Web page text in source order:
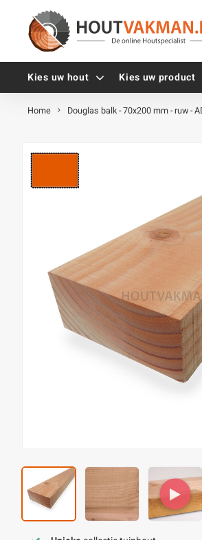
Kies uw hout Kies uw product
Tellerkopschroeven
Gevelschroeven
Zwarte schroeven
Alle vijzen
Home Douglas balk - 70x200 mm - ruw -